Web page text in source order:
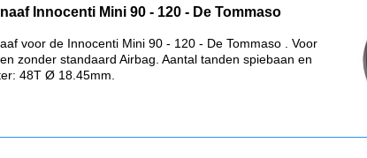
Innocenti Mini 90 - 120 - De Tommaso
voor de Innocenti Mini 90 - 120 - De Tommaso . Voor
zonder standaard Airbag. Aantal tanden spiebaan en
48T Ø 18.45mm.